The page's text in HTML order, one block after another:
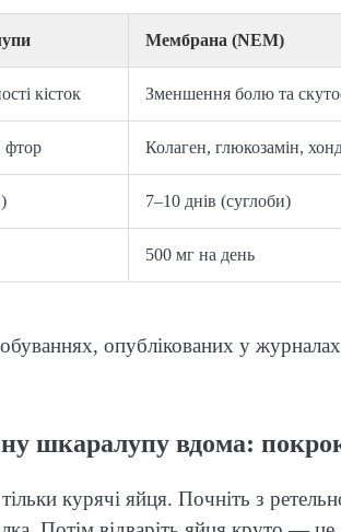
Мембрана (NEM)
кісток Зменшення болю та
фтор Колаген, глюкозамін,
7–10 днів (суглоби)
500 мг на день
опублікованих у
шкаралупу вдома:
курячі яйця. Почніть з